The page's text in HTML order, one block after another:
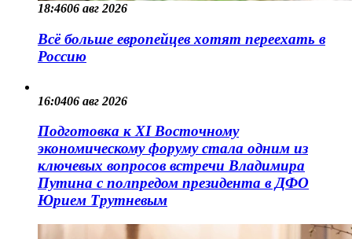
18:4606 авг 2026
Всё больше европейцев хотят переехать в
Россию
16:0406 авг 2026
Подготовка к XI Восточному
экономическому форуму стала одним из
ключевых вопросов встречи Владимира
Путина с полпредом президента в ДФО
Юрием Трутневым